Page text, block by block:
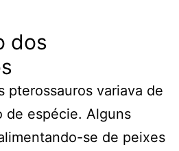
dos
pterossauros variava de
de espécie. Alguns
se de peixes